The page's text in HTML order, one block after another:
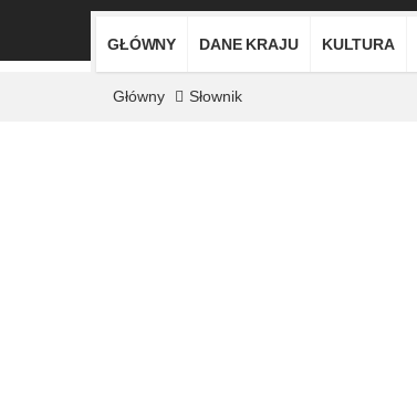
GŁÓWNY DANE KRAJU KULTURA
Główny Słownik